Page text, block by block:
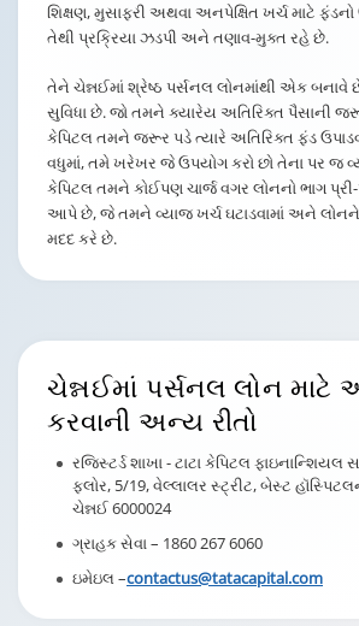
શિક્ષણ, મુસાફરી અથવા અનપેક્ષિત ખર્ચ માટે
તેથી પ્રક્રિયા ઝડપી અને તણાવ-મુક્ત રહે છે.
તેને ચેન્નઈમાં શ્રેષ્ઠ પર્સનલ લોનમાંથી એક
સુવિધા છે. જો તમને ક્યારેય અતિરિક્ત પૈસાની
કેપિટલ તમને જરૂર પડે ત્યારે અતિરિક્ત ફંડ
વધુમાં, તમે ખરેખર જે ઉપયોગ કરો છો તેના પર જ
કેપિટલ તમને કોઈપણ ચાર્જ વગર લોનનો ભાગ
આપે છે, જે તમને વ્યાજ ખર્ચ ઘટાડવામાં અને
મદદ કરે છે.
ચેન્નઈમાં પર્સનલ લોન માટે
કરવાની અન્ય રીતો
રજિસ્ટર્ડ શાખા - ટાટા કેપિટલ ફાઇનાન્શિયલ
ફ્લોર, 5/19, વેલ્લાલર સ્ટ્રીટ, બેસ્ટ
ચેન્નઈ 6000024
ગ્રાહક સેવા – 1860 267 6060
ઇમેઇલ –contactus@tatacapital.com